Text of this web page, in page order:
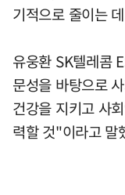
기적으로 줄이는
유웅환 SK텔레콤
문성을 바탕으로
건강을 지키고 사
력할 것"이라고